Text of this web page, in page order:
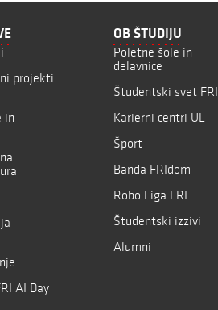
projekti
in
AI Day
OB ŠTUDIJU
Poletne šole in
delavnice
Študentski svet FRI
Karierni centri UL
Šport
Banda FRIdom
Robo Liga FRI
Študentski izzivi
Alumni